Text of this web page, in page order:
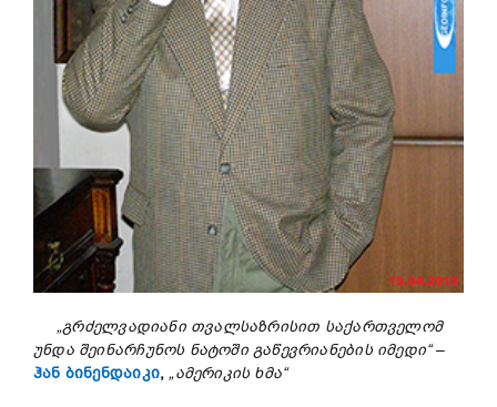
„გრძელვადიანი თვალსაზრისით საქართველომ
უნდა შეინარჩუნოს ნატოში გაწევრიანების იმედი“–
ჰან ბინენდაიკი, „ამერიკის ხმა“